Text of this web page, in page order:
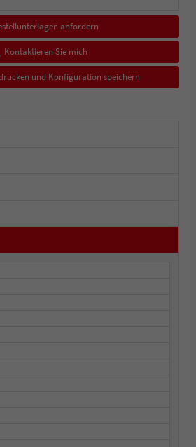
anfordern
Kontaktieren Sie mich
und Konfiguration speichern